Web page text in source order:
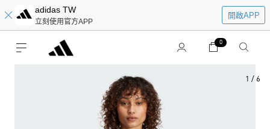
adidas TW
立刻使用官方APP
開啟APP
0
1 / 6